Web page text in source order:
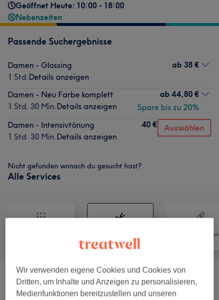
Geöffnet Heute: 10:00 - 18:00
Nebenzeiten
Passende Suchergebnisse
Damen - Glossing
1 Std.Details anzeigen
ab 38 €
Damen - Neu Farbe komplett
1 Std. 30 Min.Details anzeigen
ab 44,80 €
Spare bis zu 20%
Damen - Intensivtönung
1 Std. 30 Min.Details anzeigen
40 € Auswählen
Nicht gefunden wonach du gesucht hast?
Alle Services
Damen - Haarschnitte & Stylings (6) ab 28 €
Wir verwenden eigene Cookies und Cookies von
Dritten, um Inhalte und Anzeigen zu personalisieren,
Medienfunktionen bereitzustellen und unseren